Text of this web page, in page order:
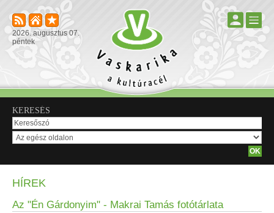
2026. augusztus 07.
péntek
KERESÉS
HÍREK
Az "Én Gárdonyim" - Makrai Tamás fotótárlata